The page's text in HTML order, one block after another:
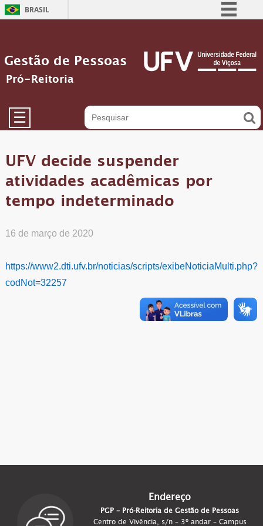
BRASIL
Participe
Legislação
Gestão de Pessoas
Pró-Reitoria
☰
UFV decide suspender
atividades acadêmicas por
tempo indeterminado
16 de março de 2020
https://www2.dti.ufv.br/noticias/scripts/exibeNoticiaMulti.php?
codNot=32257
Endereço
PGP – Pró-Reitoria de Gestão de Pessoas
Centro de Vivência, s/n – 3º andar – Campus